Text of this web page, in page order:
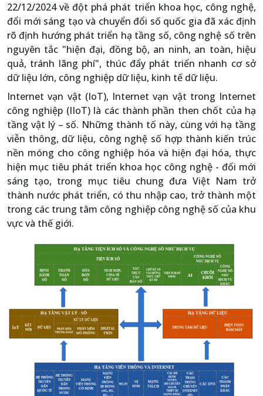
22/12/2024 về đột phá phát triển khoa học, công nghệ,
đổi mới sáng tạo và chuyển đổi số quốc gia đã xác định
rõ định hướng phát triển hạ tầng số, công nghệ số trên
nguyên tắc "hiện đại, đồng bộ, an ninh, an toàn, hiệu
quả, tránh lãng phí", thúc đẩy phát triển nhanh cơ sở
dữ liệu lớn, công nghiệp dữ liệu, kinh tế dữ liệu.
Internet vạn vật (IoT), Internet vạn vật trong Internet
công nghiệp (IIoT) là các thành phần then chốt của hạ
tầng vật lý – số. Những thành tố này, cùng với hạ tầng
viễn thông, dữ liệu, công nghệ số hợp thành kiến trúc
nền móng cho công nghiệp hóa và hiện đại hóa, thực
hiện mục tiêu phát triển khoa học công nghệ - đổi mới
sáng tạo, trong mục tiêu chung đưa Việt Nam trở
thành nước phát triển, có thu nhập cao, trở thành một
trong các trung tâm công nghiệp công nghệ số của khu
vực và thế giới.